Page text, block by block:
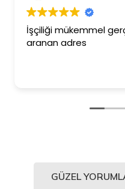
İşçiliği mükemmel
aranan adres
GÜZEL